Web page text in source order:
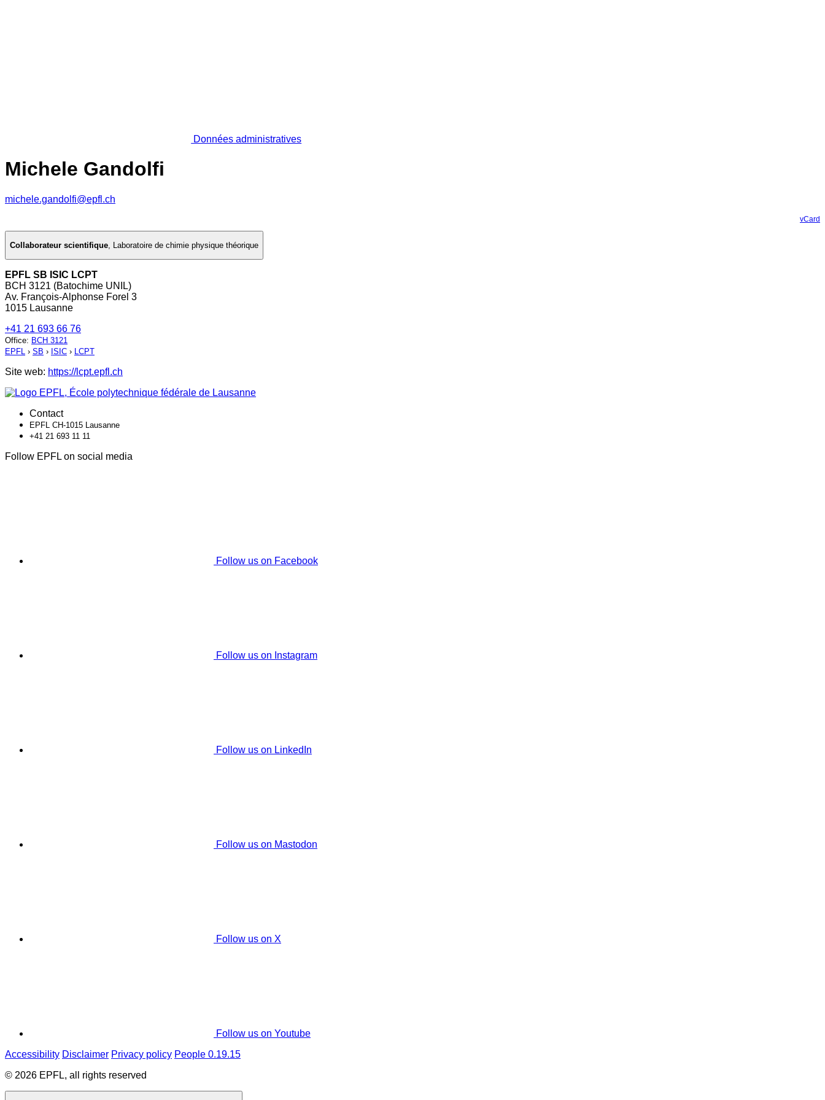
Données administratives
Michele Gandolfi
michele.gandolfi@epfl.ch
vCard
Collaborateur scientifique, Laboratoire de chimie physique théorique
EPFL SB ISIC LCPT
BCH 3121 (Batochime UNIL)
Av. François-Alphonse Forel 3
1015 Lausanne
+41 21 693 66 76
Office: BCH 3121
EPFL › SB › ISIC › LCPT
Site web: https://lcpt.epfl.ch
Contact
EPFL CH-1015 Lausanne
+41 21 693 11 11
Follow EPFL on social media
Follow us on Facebook
Follow us on Instagram
Follow us on LinkedIn
Follow us on Mastodon
Follow us on X
Follow us on Youtube
Accessibility Disclaimer Privacy policy People 0.19.15
© 2026 EPFL, all rights reserved